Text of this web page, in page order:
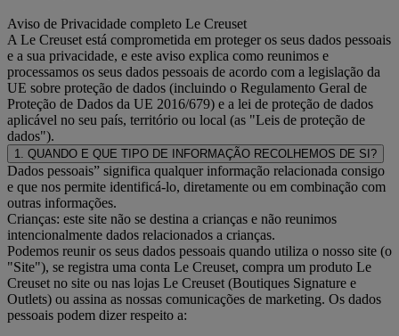
Aviso de Privacidade completo Le Creuset
A Le Creuset está comprometida em proteger os seus dados pessoais
e a sua privacidade, e este aviso explica como reunimos e
processamos os seus dados pessoais de acordo com a legislação da
UE sobre proteção de dados (incluindo o Regulamento Geral de
Proteção de Dados da UE 2016/679) e a lei de proteção de dados
aplicável no seu país, território ou local (as "Leis de proteção de
dados").
1. QUANDO E QUE TIPO DE INFORMAÇÃO RECOLHEMOS DE SI?
Dados pessoais” significa qualquer informação relacionada consigo
e que nos permite identificá-lo, diretamente ou em combinação com
outras informações.
Crianças: este site não se destina a crianças e não reunimos
intencionalmente dados relacionados a crianças.
Podemos reunir os seus dados pessoais quando utiliza o nosso site (o
"Site"), se registra uma conta Le Creuset, compra um produto Le
Creuset no site ou nas lojas Le Creuset (Boutiques Signature e
Outlets) ou assina as nossas comunicações de marketing. Os dados
pessoais podem dizer respeito a: